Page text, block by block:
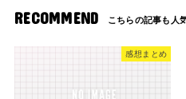
RECOMMEND
感想まとめ